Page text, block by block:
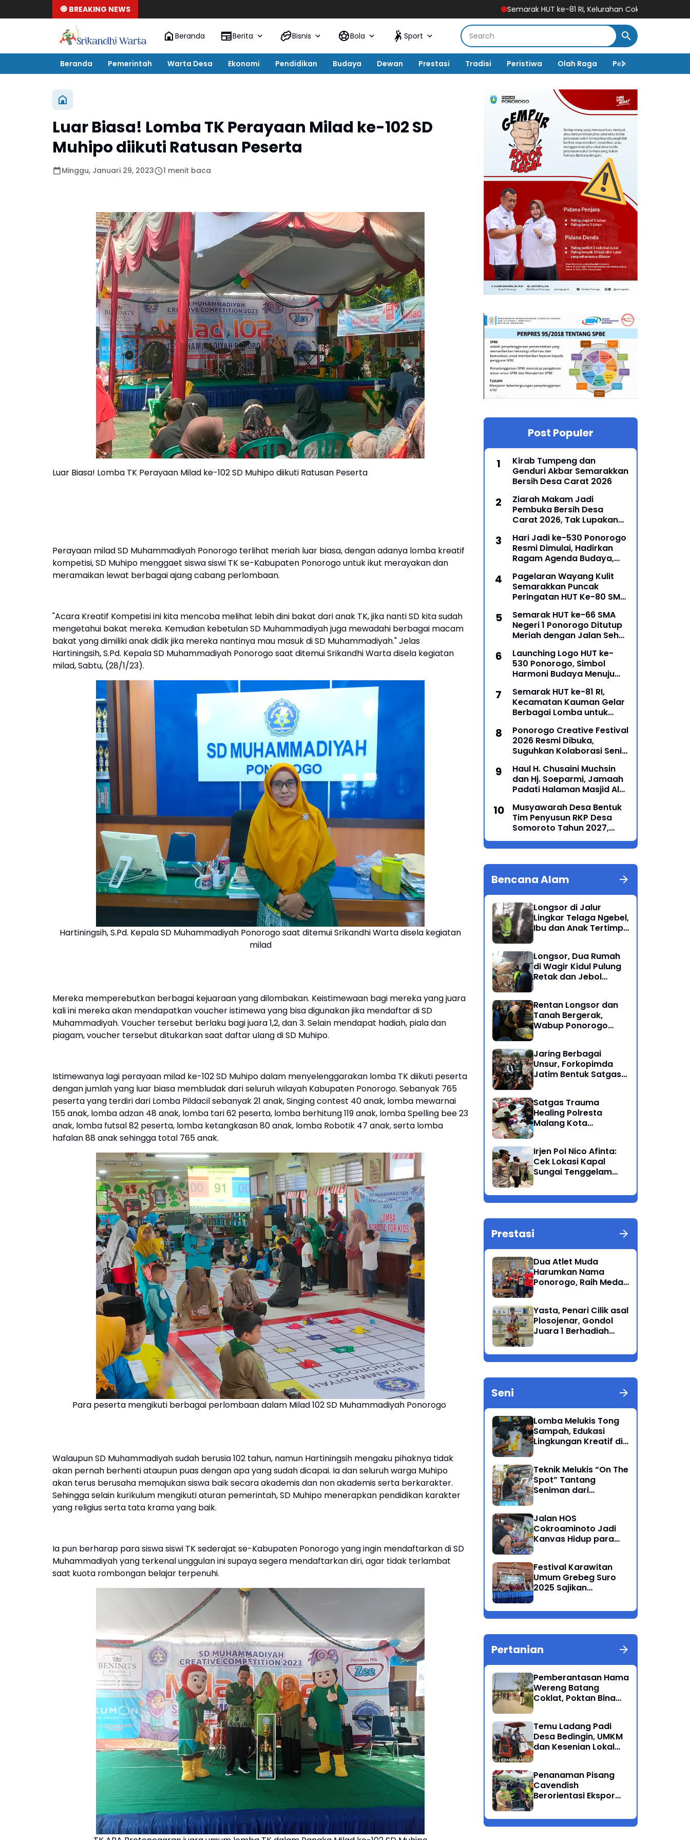
🧿 BREAKING NEWS Semarak HUT ke-81 RI, Kelurahan Cokromenggalan Gelar Lomba
Beranda Berita Bisnis Bola Sport
Beranda Pemerintah Warta Desa Ekonomi Pendidikan Budaya Dewan Prestasi Tradisi Peristiwa Olah Raga Pembangunan
Luar Biasa! Lomba TK Perayaan Milad ke-102 SD
Muhipo diikuti Ratusan Peserta
Minggu, Januari 29, 2023 1 menit baca
Luar Biasa! Lomba TK Perayaan Milad ke-102 SD Muhipo diikuti Ratusan Peserta
Perayaan milad SD Muhammadiyah Ponorogo terlihat meriah luar biasa, dengan adanya lomba kreatif
kompetisi, SD Muhipo menggaet siswa siswi TK se-Kabupaten Ponorogo untuk ikut merayakan dan
meramaikan lewat berbagai ajang cabang perlombaan.
"Acara Kreatif Kompetisi ini kita mencoba melihat lebih dini bakat dari anak TK, jika nanti SD kita sudah
mengetahui bakat mereka. Kemudian kebetulan SD Muhammadiyah juga mewadahi berbagai macam
bakat yang dimiliki anak didik jika mereka nantinya mau masuk di SD Muhammadiyah." Jelas
Hartiningsih, S.Pd. Kepala SD Muhammadiyah Ponorogo saat ditemui Srikandhi Warta disela kegiatan
milad, Sabtu, (28/1/23).
Hartiningsih, S.Pd. Kepala SD Muhammadiyah Ponorogo saat ditemui Srikandhi Warta disela kegiatan
milad
Mereka memperebutkan berbagai kejuaraan yang dilombakan. Keistimewaan bagi mereka yang juara
kali ini mereka akan mendapatkan voucher istimewa yang bisa digunakan jika mendaftar di SD
Muhammadiyah. Voucher tersebut berlaku bagi juara 1,2, dan 3. Selain mendapat hadiah, piala dan
piagam, voucher tersebut ditukarkan saat daftar ulang di SD Muhipo.
Istimewanya lagi perayaan milad ke-102 SD Muhipo dalam menyelenggarakan lomba TK diikuti peserta
dengan jumlah yang luar biasa membludak dari seluruh wilayah Kabupaten Ponorogo. Sebanyak 765
peserta yang terdiri dari Lomba Pildacil sebanyak 21 anak, Singing contest 40 anak, lomba mewarnai
155 anak, lomba adzan 48 anak, lomba tari 62 peserta, lomba berhitung 119 anak, lomba Spelling bee 23
anak, lomba futsal 82 peserta, lomba ketangkasan 80 anak, lomba Robotik 47 anak, serta lomba
hafalan 88 anak sehingga total 765 anak.
Para peserta mengikuti berbagai perlombaan dalam Milad 102 SD Muhammadiyah Ponorogo
Walaupun SD Muhammadiyah sudah berusia 102 tahun, namun Hartiningsih mengaku pihaknya tidak
akan pernah berhenti ataupun puas dengan apa yang sudah dicapai. Ia dan seluruh warga Muhipo
akan terus berusaha memajukan siswa baik secara akademis dan non akademis serta berkarakter.
Sehingga selain kurikulum mengikuti aturan pemerintah, SD Muhipo menerapkan pendidikan karakter
yang religius serta tata krama yang baik.
Ia pun berharap para siswa siswi TK sederajat se-Kabupaten Ponorogo yang ingin mendaftarkan di SD
Muhammadiyah yang terkenal unggulan ini supaya segera mendaftarkan diri, agar tidak terlambat
saat kuota rombongan belajar terpenuhi.
Post Populer
Kirab Tumpeng dan
Genduri Akbar Semarakkan
Bersih Desa Carat 2026
Ziarah Makam Jadi
Pembuka Bersih Desa
Carat 2026, Tak Lupakan
Hari Jadi ke-530 Ponorogo
Resmi Dimulai, Hadirkan
Ragam Agenda Budaya,
Pagelaran Wayang Kulit
Semarakkan Puncak
Peringatan HUT Ke-80 SMP
Semarak HUT ke-66 SMA
Negeri 1 Ponorogo Ditutup
Meriah dengan Jalan Sehat
Lomba Ponorogo – Puncak
peringatan Hari Ulang
Launching Logo HUT ke-
530 Ponorogo, Simbol
Harmoni Budaya Menuju
Semarak HUT ke-81 RI,
Kecamatan Kauman Gelar
Berbagai Lomba untuk
Masyarakat
Ponorogo Creative Festival
2026 Resmi Dibuka,
Suguhkan Kolaborasi Seni
Memukau
Haul H. Chusaini Muchsin
dan Hj. Soeparmi, Jamaah
Padati Halaman Masjid Al
Musyawarah Desa Bentuk
Tim Penyusun RKP Desa
Somoroto Tahun 2027,
Partisipatif
Bencana Alam
Longsor di Jalur
Lingkar Telaga Ngebel,
Ibu dan Anak Tertimpa
Longsor, Dua Rumah
di Wagir Kidul Pulung
Retak dan Jebol
Rentan Longsor dan
Tanah Bergerak,
Wabup Ponorogo
Pengungsian
Jaring Berbagai
Unsur, Forkopimda
Jatim Bentuk Satgas
Satgas Trauma
Healing Polresta
Malang Kota
Bandang
Irjen Pol Nico Afinta:
Cek Lokasi Kapal
Sungai Tenggelam
Tuban
Prestasi
Dua Atlet Muda
Harumkan Nama
Ponorogo, Raih Medali
Jatim
Yasta, Penari Cilik asal
Plosojenar, Gondol
Juara 1 Berhadiah
Nusantara 2025
Seni
Lomba Melukis Tong
Sampah, Edukasi
Lingkungan Kreatif di
Teknik Melukis “On The
Spot” Tantang
Seniman dari
Jalan HOS
Cokroaminoto Jadi
Kanvas Hidup para
Festival Karawitan
Umum Grebeg Suro
2025 Sajikan
Berkualitas Ponorogo
Pertanian
Pemberantasan Hama
Wereng Batang
Coklat, Poktan Bina
Penyemprotan di
Kecamatan Kauman
Temu Ladang Padi
Desa Bedingin, UMKM
dan Kesenian Lokal
Penanaman Pisang
Cavendish
Berorientasi Ekspor